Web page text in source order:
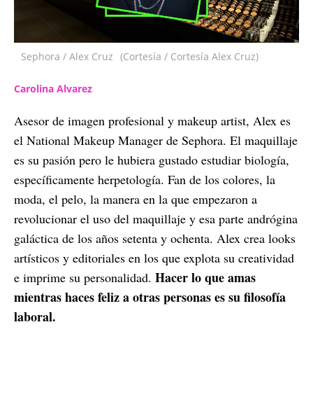
Sephora / Alex Cruz (Cortesía / Cortesía Alex Cruz)
Carolina Alvarez
Asesor de imagen profesional y makeup artist, Alex es
el National Makeup Manager de Sephora. El maquillaje
es su pasión pero le hubiera gustado estudiar biología,
específicamente herpetología. Fan de los colores, la
moda, el pelo, la manera en la que empezaron a
revolucionar el uso del maquillaje y esa parte andrógina
galáctica de los años setenta y ochenta. Alex crea looks
artísticos y editoriales en los que explota su creatividad
e imprime su personalidad. Hacer lo que amas
mientras haces feliz a otras personas es su filosofía
laboral.